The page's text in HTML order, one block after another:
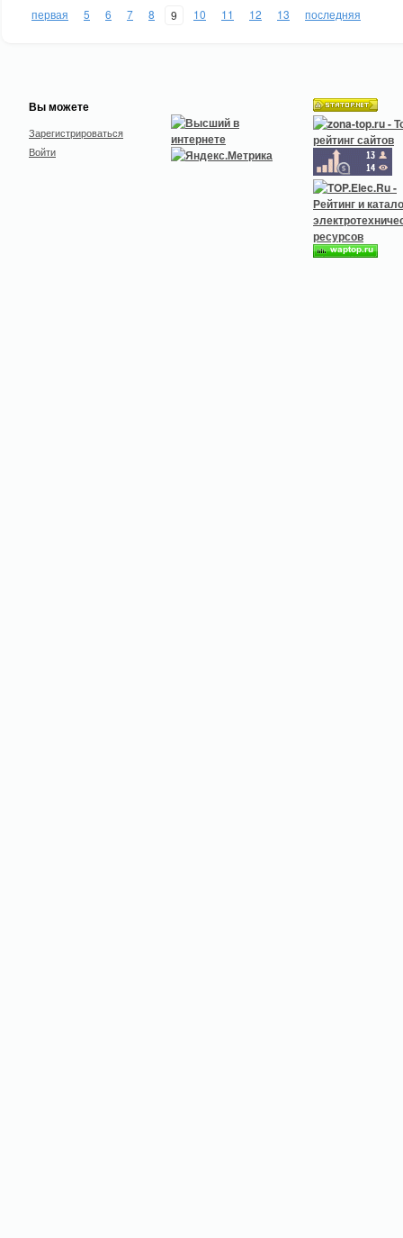
первая
5 6 7 8 9 10 11 12 13 последняя
Вы можете
Зарегистрироваться
Войти